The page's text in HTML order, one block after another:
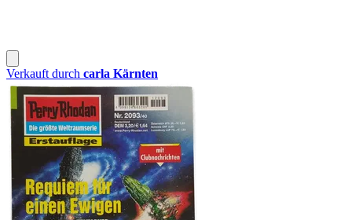
Verkauft durch carla Kärnten